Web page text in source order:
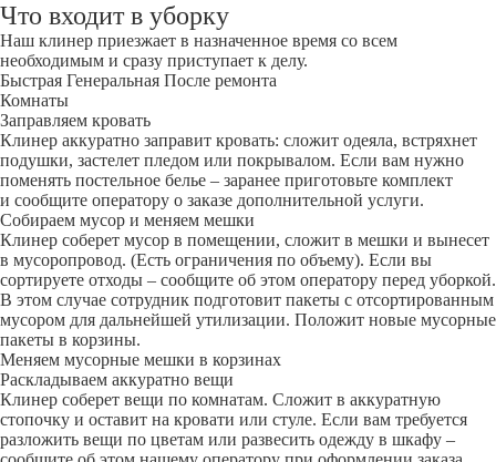
Что входит в уборку
Наш клинер приезжает в назначенное время со всем
необходимым и сразу приступает к делу.
Быстрая Генеральная После ремонта
Комнаты
Заправляем кровать
Клинер аккуратно заправит кровать: сложит одеяла, встряхнет
подушки, застелет пледом или покрывалом. Если вам нужно
поменять постельное белье – заранее приготовьте комплект
и сообщите оператору о заказе дополнительной услуги.
Собираем мусор и меняем мешки
Клинер соберет мусор в помещении, сложит в мешки и вынесет
в мусоропровод. (Есть ограничения по объему). Если вы
сортируете отходы – сообщите об этом оператору перед уборкой.
В этом случае сотрудник подготовит пакеты с отсортированным
мусором для дальнейшей утилизации. Положит новые мусорные
пакеты в корзины.
Меняем мусорные мешки в корзинах
Раскладываем аккуратно вещи
Клинер соберет вещи по комнатам. Сложит в аккуратную
стопочку и оставит на кровати или стуле. Если вам требуется
разложить вещи по цветам или развесить одежду в шкафу –